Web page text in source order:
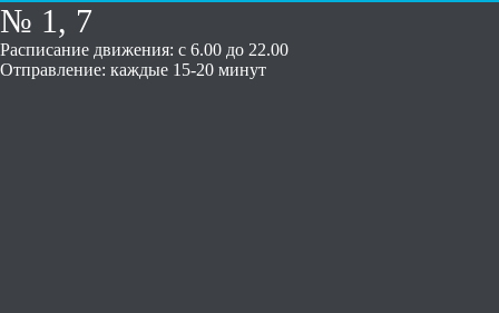
№ 1, 7
Расписание движения: с 6.00 до 22.00
Отправление: каждые 15-20 минут